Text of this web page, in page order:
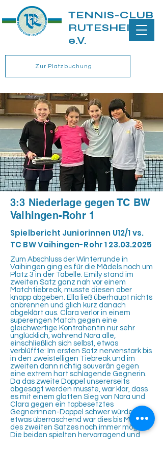
TENNIS-CLUB
RUTESHEIM
e.V.
Zur Platzbuchung
3:3 Niederlage gegen TC BW
Vaihingen-Rohr 1
Spielbericht Juniorinnen U12/1 vs.
TC BW Vaihingen-Rohr1 23.03.2025
Zum Abschluss der Winterrunde in
Vaihingen ging es für die Mädels noch um
Platz 3 in der Tabelle. Emily stand im
zweiten Satz ganz nah vor einem
Matchtiebreak, musste diesen aber
knapp abgeben. Ella ließ überhaupt nichts
anbrennen und glich kurz danach
abgeklärt aus. Clara verlor in einem
superengen Match gegen eine
gleichwertige Kontrahentin nur sehr
unglücklich, während Nora alle,
einschließlich sich selbst, etwas
verblüffte: Im ersten Satz nervenstark bis
in den zweistelligen Tiebreak und im
zweiten dann richtig souverän gegen
eine extrem hart schlagende Gegnerin.
Da das zweite Doppel unsererseits
abgesagt werden musste, war klar, dass
es mit einem glatten Sieg von Nora und
Clara gegen ein topbesetztes
Gegnerinnen-Doppel schwer würde,
etwas überraschend war dies bis Mitte
des zweiten Satzes noch immer möglich.
Die beiden spielten hervorragend und